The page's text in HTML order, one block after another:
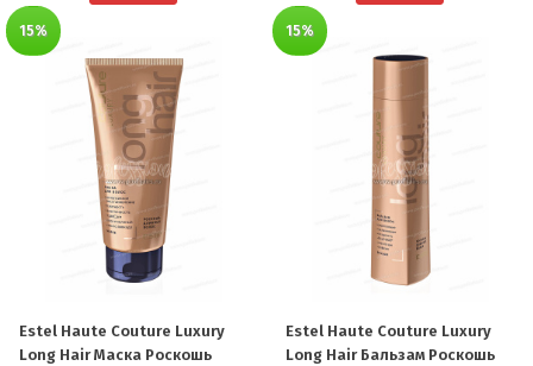
15%
Estel Haute Couture Luxury
Long Hair Маска Роскошь
15%
Estel Haute Couture Luxury
Long Hair Бальзам Роскошь